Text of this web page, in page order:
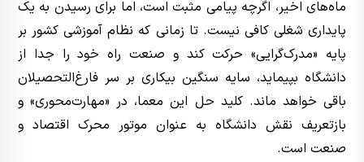
ماه‌های اخیر، اگرچه پیامی مثبت است، اما برای رسیدن به یک
پایداری شغلی کافی نیست. تا زمانی که نظام آموزشی کشور بر
پایه «مدرک‌گرایی» حرکت کند و صنعت راه خود را جدا از
دانشگاه بپیماید، سایه سنگین بیکاری بر سر فارغ‌التحصیلان
باقی خواهد ماند. کلید حل این معما، در «مهارت‌محوری» و
بازتعریف نقش دانشگاه به عنوان موتور محرک اقتصاد و
صنعت است.